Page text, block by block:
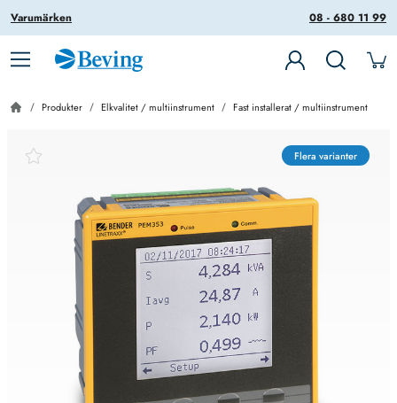
08 - 680 11 99
Varumärken
Produkter Elkvalitet / multiinstrument Fast installerat / multiinstrument
Flera varianter